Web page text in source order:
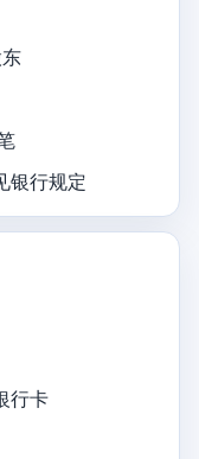
银行规定
行卡